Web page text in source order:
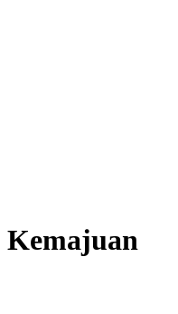
Kemajuan